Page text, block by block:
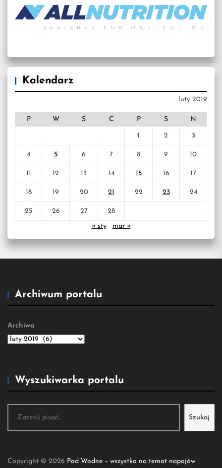
Kalendarz
luty 2019
P W Ś C P S N
1 2 3
4 5 6 7 8 9 10
11 12 13 14 15 16 17
18 19 20 21 22 23 24
25 26 27
28
« sty
mar »
Archiwum portalu
Archiwa
Wyszukiwarka portalu
Szukaj
Copyright © 2026 Pod Wodne – wszystko na temat napojów